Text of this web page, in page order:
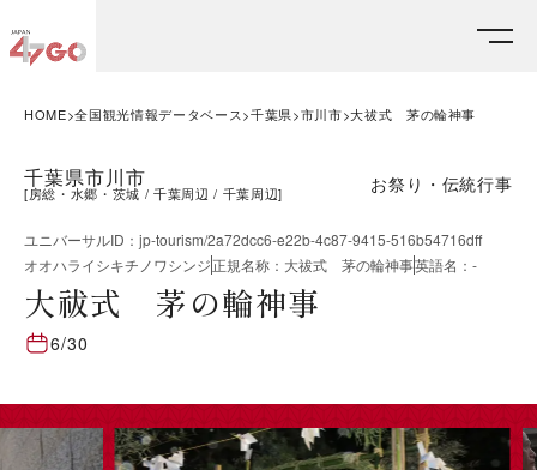
HOME 全国観光情報データベース 千葉県 市川市 大祓式 茅の輪神事
千葉県市川市
[房総・水郷・茨城 千葉周辺 千葉周辺] お祭り・伝統行事
ユニバーサルID ： jp-tourism/2a72dcc6-e22b-4c87-9415-516b54716dff
オオハライシキチノワシンジ正規名称 ： 大祓式 茅の輪神事英語名 ： -
大祓式 茅の輪神事
6/30